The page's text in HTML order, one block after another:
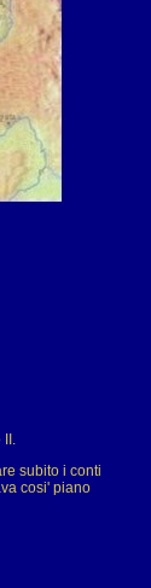
II.
subito i conti
cosi' piano